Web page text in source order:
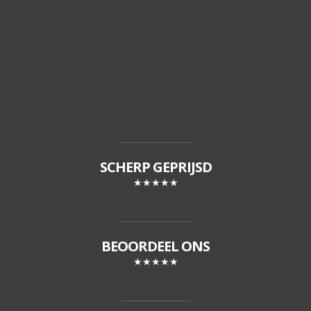
SCHERP GEPRIJSD
★★★★★
BEOORDEEL ONS
★★★★★